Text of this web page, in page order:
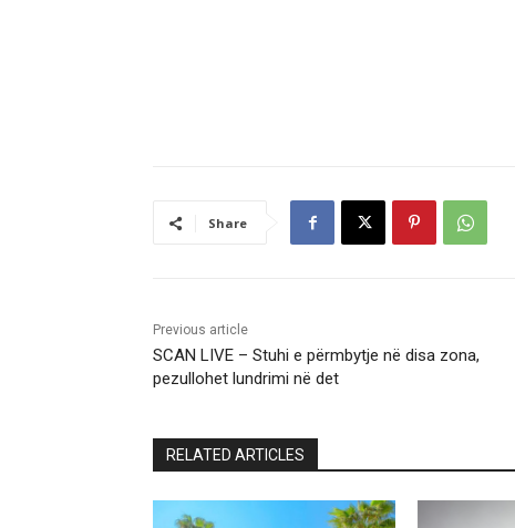
Share
Previous article
SCAN LIVE – Stuhi e përmbytje në disa zona,
pezullohet lundrimi në det
RELATED ARTICLES